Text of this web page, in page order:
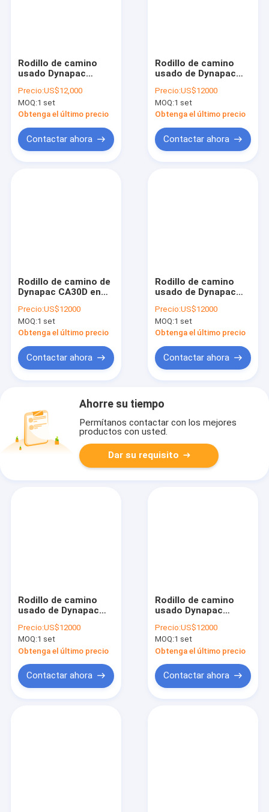
Rodillo de camino
usado Dynapac
China
Precio:US$12,000
MOQ:1 set
Obtenga el último precio
Contactar ahora
Rodillo de camino
usado de Dynapac
Precio:US$12000
MOQ:1 set
Obtenga el último precio
Contactar ahora
Rodillo de camino de
Dynapac CA30D en
Precio:US$12000
MOQ:1 set
Obtenga el último precio
Contactar ahora
Rodillo de camino
usado de Dynapac
Precio:US$12000
MOQ:1 set
Obtenga el último precio
Contactar ahora
Ahorre su tiempo
Permítanos contactar con los mejores
productos con usted.
Dar su requisito
Rodillo de camino
usado de Dynapac
Precio:US$12000
MOQ:1 set
Obtenga el último precio
Contactar ahora
Rodillo de camino
usado Dynapac
China
Precio:US$12000
MOQ:1 set
Obtenga el último precio
Contactar ahora